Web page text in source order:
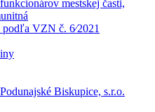
mestskej časti,
VZN č. 6⁄2021
Biskupice, s.r.o.